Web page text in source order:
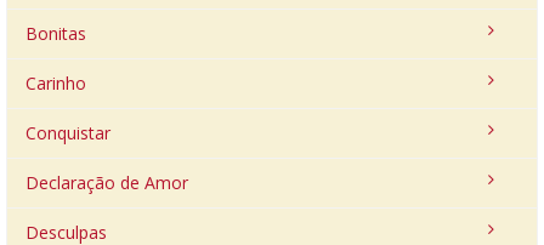
Bonitas
Carinho
Conquistar
Declaração de Amor
Desculpas